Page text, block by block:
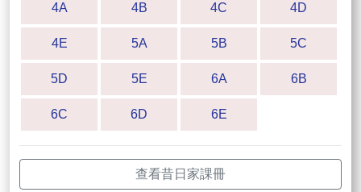
4A 4B 4C 4D
4E 5A 5B 5C
5D 5E 6A 6B
6C 6D 6E
查看昔日家課冊